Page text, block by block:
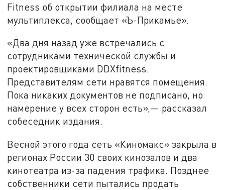
Fitness об открытии филиала на месте
мультиплекса, сообщает «Ъ-Прикамье».
«Два дня назад уже встречались с
сотрудниками технической службы и
проектировщиками DDXfitness.
Представителям сети нравятся помещения.
Пока никаких документов не подписано, но
намерение у всех сторон есть»,— рассказал
собеседник издания.
Весной этого года сеть «Киномакс» закрыла в
регионах России 30 своих кинозалов и два
кинотеатра из-за падения трафика. Позднее
собственники сети пытались продать